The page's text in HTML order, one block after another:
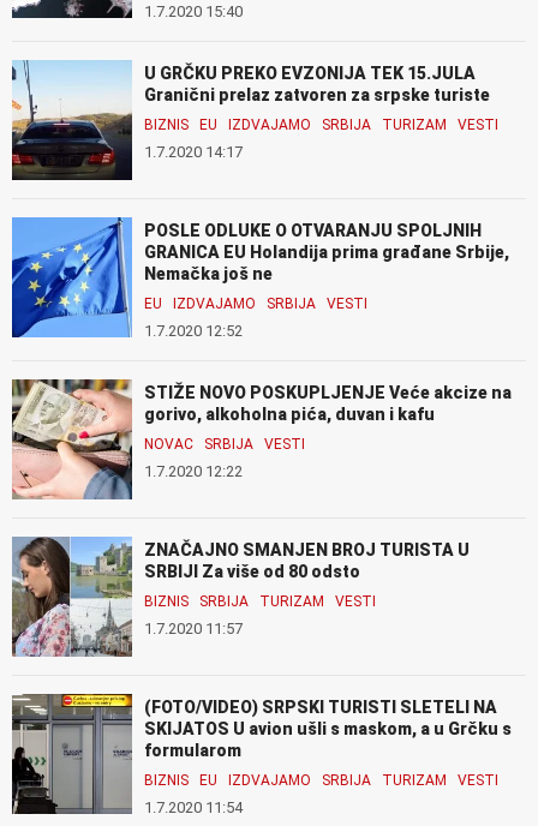
1.7.2020 15:40
U GRČKU PREKO EVZONIJA TEK 15.JULA
Granični prelaz zatvoren za srpske turiste
BIZNIS EU IZDVAJAMO SRBIJA TURIZAM VESTI
1.7.2020 14:17
POSLE ODLUKE O OTVARANJU SPOLJNIH
GRANICA EU Holandija prima građane Srbije,
Nemačka još ne
EU IZDVAJAMO SRBIJA VESTI
1.7.2020 12:52
STIŽE NOVO POSKUPLJENJE Veće akcize na
gorivo, alkoholna pića, duvan i kafu
NOVAC SRBIJA VESTI
1.7.2020 12:22
ZNAČAJNO SMANJEN BROJ TURISTA U
SRBIJI Za više od 80 odsto
BIZNIS SRBIJA TURIZAM VESTI
1.7.2020 11:57
(FOTO/VIDEO) SRPSKI TURISTI SLETELI NA
SKIJATOS U avion ušli s maskom, a u Grčku s
formularom
BIZNIS EU IZDVAJAMO SRBIJA TURIZAM VESTI
1.7.2020 11:54